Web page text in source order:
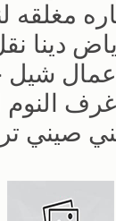
مغلقه
دينا
شيل
النوم
صيني